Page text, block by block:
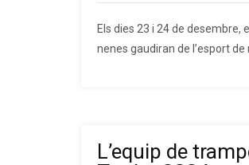
Els dies 23 i 24 de desembre,
nenes gaudiran de l’esport de
L’equip de